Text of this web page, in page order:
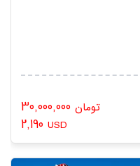
تومان
2,190 USD